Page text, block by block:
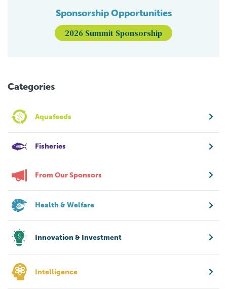
Sponsorship Opportunities
2026 Summit Sponsorship
Categories
Aquafeeds
Fisheries
From Our Sponsors
Health & Welfare
Innovation & Investment
Intelligence